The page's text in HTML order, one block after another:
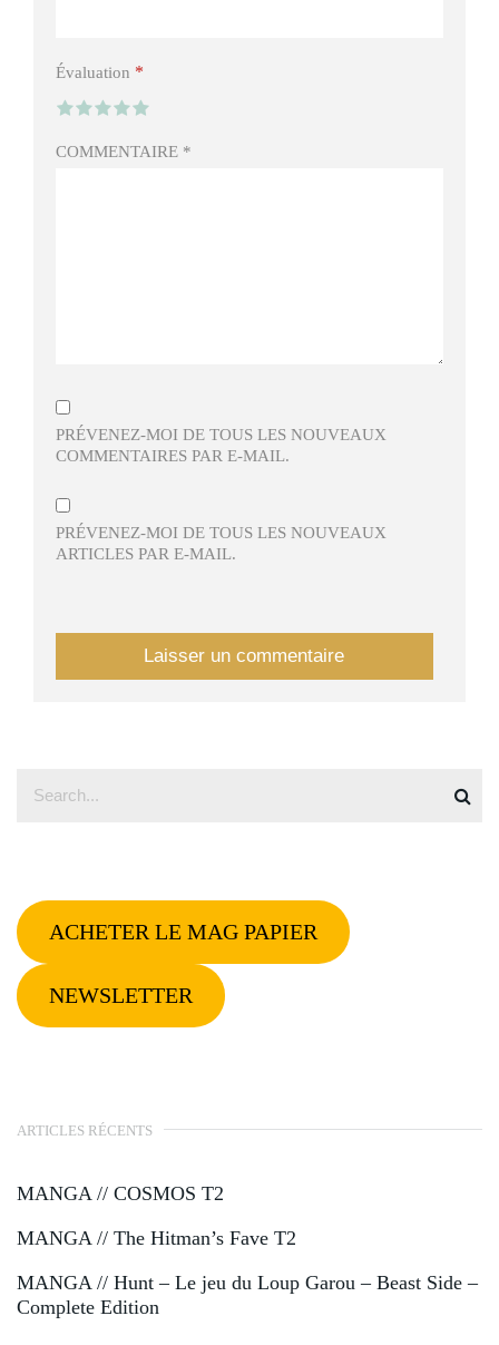
Évaluation *
COMMENTAIRE *
PRÉVENEZ-MOI DE TOUS LES NOUVEAUX
COMMENTAIRES PAR E-MAIL.
PRÉVENEZ-MOI DE TOUS LES NOUVEAUX
ARTICLES PAR E-MAIL.
ACHETER LE MAG PAPIER
NEWSLETTER
ARTICLES RÉCENTS
MANGA // COSMOS T2
MANGA // The Hitman’s Fave T2
MANGA // Hunt – Le jeu du Loup Garou – Beast Side –
Complete Edition